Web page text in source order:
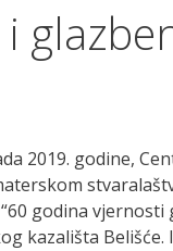
i
2019. godine,
godina
kazališta Belišće.